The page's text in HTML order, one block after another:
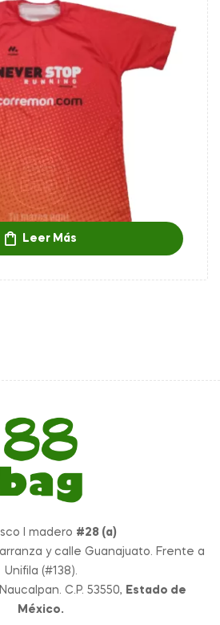
Leer Más
I madero #28 (a)
y calle Guanajuato. Frente a
Unifila (#138).
C.P. 53550, Estado de
México.